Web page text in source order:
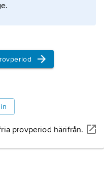
provperiod härifrån.